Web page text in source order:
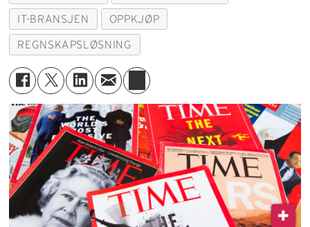
IT-BRANSJEN OPPKJØP
REGNSKAPSLØSNING